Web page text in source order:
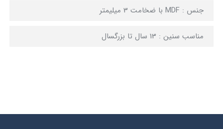
جنس : MDF با ضخامت 3 میلیمتر
مناسب سنین : 13 سال تا بزرگسال